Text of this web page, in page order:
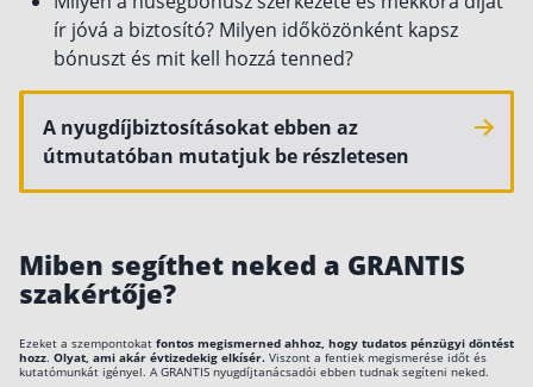
ír jóvá a biztosító? Milyen időközönként kapsz
bónuszt és mit kell hozzá tenned?
A nyugdíjbiztosításokat ebben az
útmutatóban mutatjuk be részletesen
Miben segíthet neked a GRANTIS
szakértője?
Ezeket a szempontokat fontos megismerned ahhoz, hogy tudatos pénzügyi döntést
hozz. Olyat, ami akár évtizedekig elkísér. Viszont a fentiek megismerése időt és
kutatómunkát igényel. A GRANTIS nyugdíjtanácsadói ebben tudnak segíteni neked.